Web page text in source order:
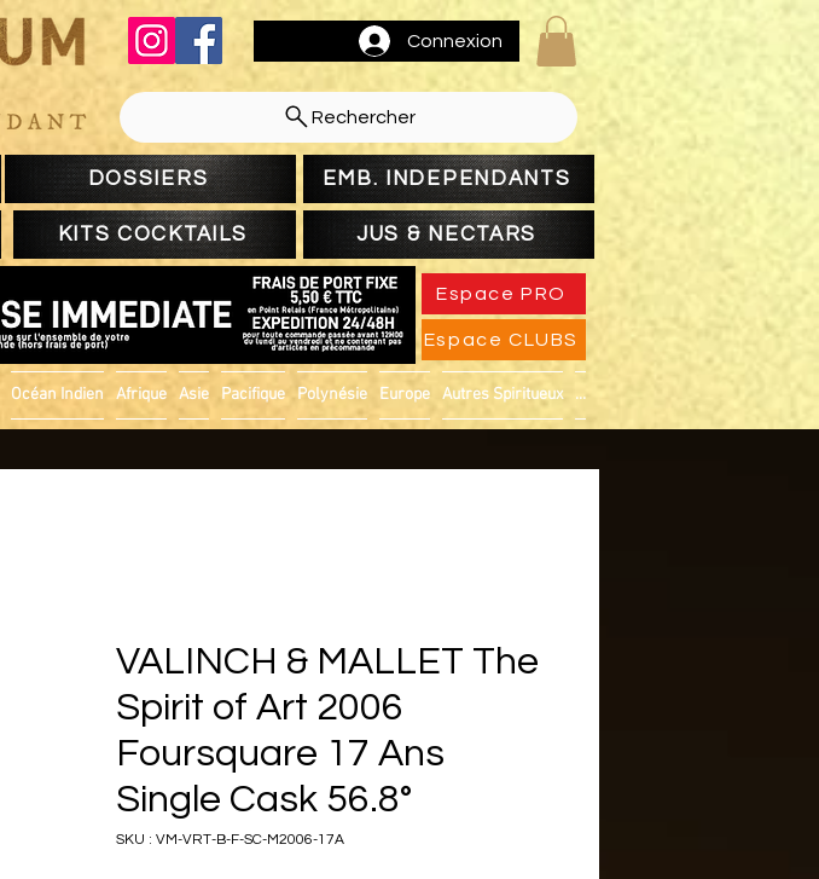
Connexion
Rechercher
DOSSIERS EMB. INDEPENDANTS
KITS COCKTAILS JUS & NECTARS
Espace PRO
Espace CLUBS
Océan Indien Afrique Asie Pacifique Polynésie Europe Autres Spiritueux ...
VALINCH & MALLET The
Spirit of Art 2006
Foursquare 17 Ans
Single Cask 56.8°
SKU : VM-VRT-B-F-SC-M2006-17A